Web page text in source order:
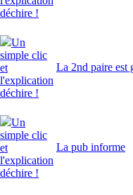
déchire !
Un
simple clic
et
l'explication
déchire !
La 2nd paire est
Un
simple clic
et
l'explication
déchire !
La pub informe